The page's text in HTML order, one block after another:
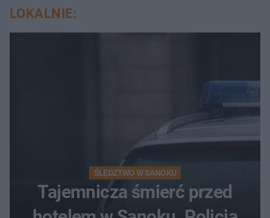
LOKALNIE:
ŚLEDZTWO W SANOKU
Tajemnicza śmierć przed